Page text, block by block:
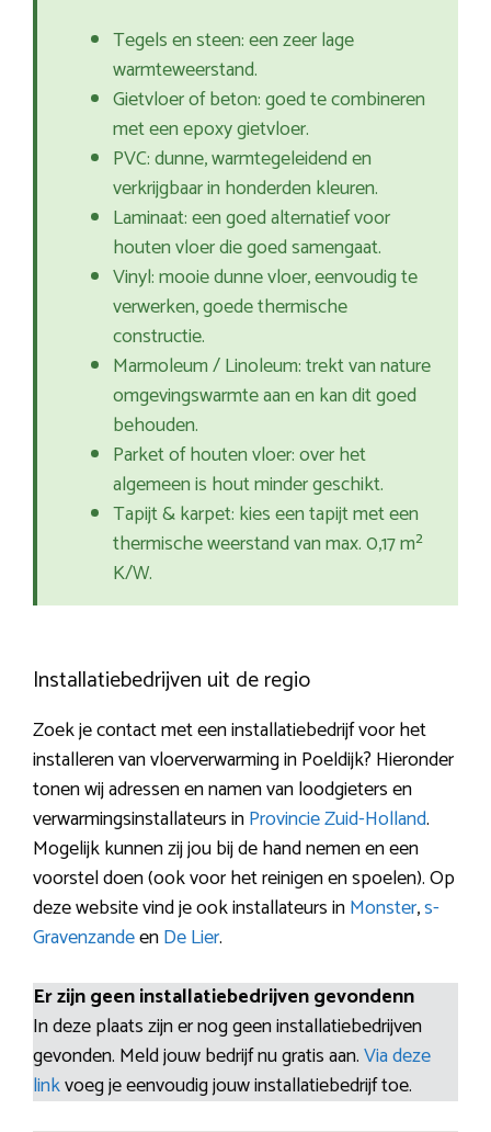
Tegels en steen: een zeer lage
warmteweerstand.
Gietvloer of beton: goed te combineren
met een epoxy gietvloer.
PVC: dunne, warmtegeleidend en
verkrijgbaar in honderden kleuren.
Laminaat: een goed alternatief voor
houten vloer die goed samengaat.
Vinyl: mooie dunne vloer, eenvoudig te
verwerken, goede thermische
constructie.
Marmoleum / Linoleum: trekt van nature
omgevingswarmte aan en kan dit goed
behouden.
Parket of houten vloer: over het
algemeen is hout minder geschikt.
Tapijt & karpet: kies een tapijt met een
thermische weerstand van max. 0,17 m²
K/W.
Installatiebedrijven uit de regio
Zoek je contact met een installatiebedrijf voor het
installeren van vloerverwarming in Poeldijk? Hieronder
tonen wij adressen en namen van loodgieters en
verwarmingsinstallateurs inProvincie Zuid-Holland.
Mogelijk kunnen zij jou bij de hand nemen en een
voorstel doen (ook voor het reinigen en spoelen). Op
deze website vind je ook installateurs inMonster,s-
GravenzandeenDe Lier.
Er zijn geen installatiebedrijven gevondenn
In deze plaats zijn er nog geen installatiebedrijven
gevonden. Meld jouw bedrijf nu gratis aan.Via deze
linkvoeg je eenvoudig jouw installatiebedrijf toe.